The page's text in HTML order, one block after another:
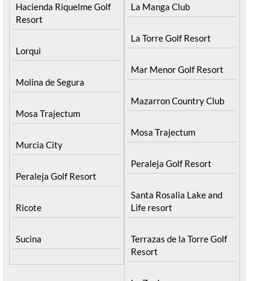
Hacienda Riquelme Golf
Resort
Lorqui
Molina de Segura
Mosa Trajectum
Murcia City
Peraleja Golf Resort
Ricote
Sucina
La Manga Club
La Torre Golf Resort
Mar Menor Golf Resort
Mazarron Country Club
Mosa Trajectum
Peraleja Golf Resort
Santa Rosalia Lake and
Life resort
Terrazas de la Torre Golf
Resort